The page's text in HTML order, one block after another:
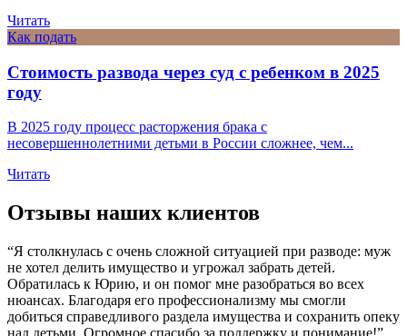
Читать
Как подать
Стоимость развода через суд с ребенком в 2025
году
В 2025 году процесс расторжения брака с
несовершеннолетними детьми в России сложнее, чем...
Читать
Отзывы наших клиентов
“Я столкнулась с очень сложной ситуацией при разводе: муж
не хотел делить имущество и угрожал забрать детей.
Обратилась к Юрию, и он помог мне разобраться во всех
нюансах. Благодаря его профессионализму мы смогли
добиться справедливого раздела имущества и сохранить опеку